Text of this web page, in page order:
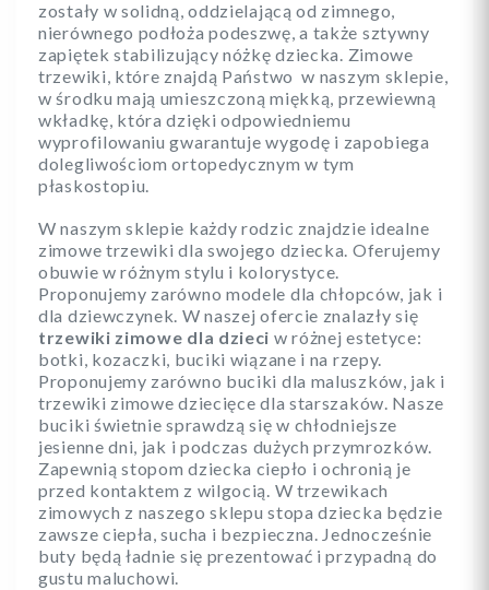
zostały w solidną, oddzielającą od zimnego,
nierównego podłoża podeszwę, a także sztywny
zapiętek stabilizujący nóżkę dziecka. Zimowe
trzewiki, które znajdą Państwo w naszym sklepie,
w środku mają umieszczoną miękką, przewiewną
wkładkę, która dzięki odpowiedniemu
wyprofilowaniu gwarantuje wygodę i zapobiega
dolegliwościom ortopedycznym w tym
płaskostopiu.
W naszym sklepie każdy rodzic znajdzie idealne
zimowe trzewiki dla swojego dziecka. Oferujemy
obuwie w różnym stylu i kolorystyce.
Proponujemy zarówno modele dla chłopców, jak i
dla dziewczynek. W naszej ofercie znalazły się
trzewiki zimowe dla dzieci w różnej estetyce:
botki, kozaczki, buciki wiązane i na rzepy.
Proponujemy zarówno buciki dla maluszków, jak i
trzewiki zimowe dziecięce dla starszaków. Nasze
buciki świetnie sprawdzą się w chłodniejsze
jesienne dni, jak i podczas dużych przymrozków.
Zapewnią stopom dziecka ciepło i ochronią je
przed kontaktem z wilgocią. W trzewikach
zimowych z naszego sklepu stopa dziecka będzie
zawsze ciepła, sucha i bezpieczna. Jednocześnie
buty będą ładnie się prezentować i przypadną do
gustu maluchowi.